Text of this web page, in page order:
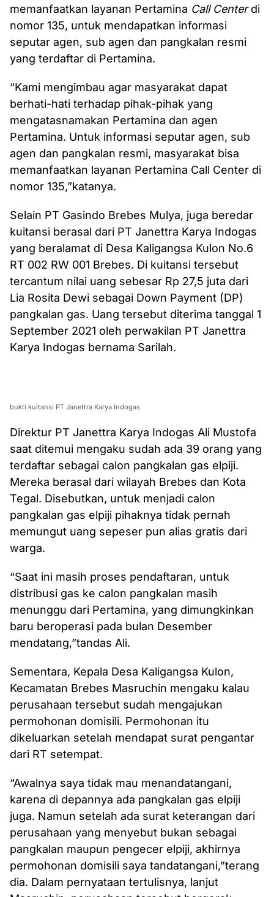
memanfaatkan layanan Pertamina Call Centerdi
nomor 135, untuk mendapatkan informasi
seputar agen, sub agen dan pangkalan resmi
yang terdaftar di Pertamina.
“Kami mengimbau agar masyarakat dapat
berhati-hati terhadap pihak-pihak yang
mengatasnamakan Pertamina dan agen
Pertamina. Untuk informasi seputar agen, sub
agen dan pangkalan resmi, masyarakat bisa
memanfaatkan layanan Pertamina Call Center di
nomor 135,”katanya.
Selain PT Gasindo Brebes Mulya, juga beredar
kuitansi berasal dari PT Janettra Karya Indogas
yang beralamat di Desa Kaligangsa Kulon No.6
RT 002 RW 001 Brebes. Di kuitansi tersebut
tercantum nilai uang sebesar Rp 27,5 juta dari
Lia Rosita Dewi sebagai Down Payment (DP)
pangkalan gas. Uang tersebut diterima tanggal 1
September 2021 oleh perwakilan PT Janettra
Karya Indogas bernama Sarilah.
bukti kuitansi PT Janettra Karya Indogas
Direktur PT Janettra Karya Indogas Ali Mustofa
saat ditemui mengaku sudah ada 39 orang yang
terdaftar sebagai calon pangkalan gas elpiji.
Mereka berasal dari wilayah Brebes dan Kota
Tegal. Disebutkan, untuk menjadi calon
pangkalan gas elpiji pihaknya tidak pernah
memungut uang sepeser pun alias gratis dari
warga.
“Saat ini masih proses pendaftaran, untuk
distribusi gas ke calon pangkalan masih
menunggu dari Pertamina, yang dimungkinkan
baru beroperasi pada bulan Desember
mendatang,”tandas Ali.
Sementara, Kepala Desa Kaligangsa Kulon,
Kecamatan Brebes Masruchin mengaku kalau
perusahaan tersebut sudah mengajukan
permohonan domisili. Permohonan itu
dikeluarkan setelah mendapat surat pengantar
dari RT setempat.
“Awalnya saya tidak mau menandatangani,
karena di depannya ada pangkalan gas elpiji
juga. Namun setelah ada surat keterangan dari
perusahaan yang menyebut bukan sebagai
pangkalan maupun pengecer elpiji, akhirnya
permohonan domisili saya tandatangani,”terang
dia. Dalam pernyataan tertulisnya, lanjut